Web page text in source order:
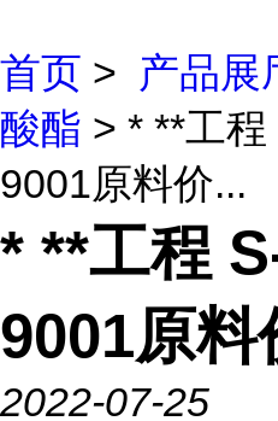
首页 > 产品展
酸酯 > * **工
9001原料价...
* **工程
9001原料
2022-07-25